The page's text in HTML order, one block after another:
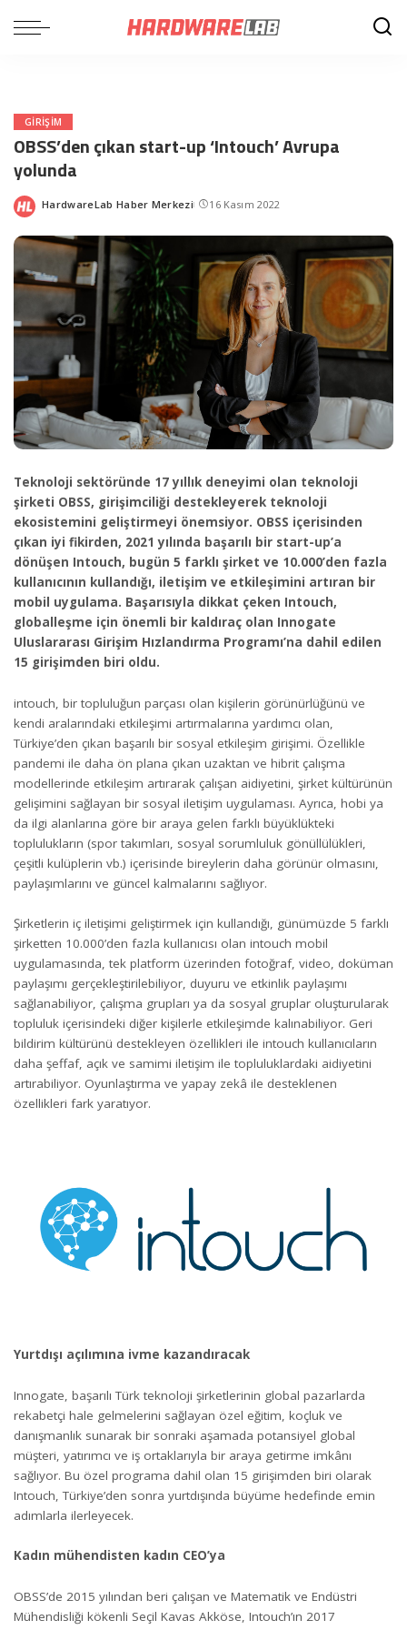
GIRIŞIM
OBSS’den çıkan start-up ‘Intouch’ Avrupa
yolunda
Posted
HardwareLab Haber Merkezi 16 Kasım 2022
Teknoloji sektöründe 17 yıllık deneyimi olan teknoloji
şirketi OBSS, girişimciliği destekleyerek teknoloji
ekosistemini geliştirmeyi önemsiyor. OBSS içerisinden
çıkan iyi fikirden, 2021 yılında başarılı bir start-up’a
dönüşen Intouch, bugün 5 farklı şirket ve 10.000’den fazla
kullanıcının kullandığı, iletişim ve etkileşimini artıran bir
mobil uygulama. Başarısıyla dikkat çeken Intouch,
globalleşme için önemli bir kaldıraç olan Innogate
Uluslararası Girişim Hızlandırma Programı’na dahil edilen
15 girişimden biri oldu.
intouch, bir topluluğun parçası olan kişilerin görünürlüğünü ve
kendi aralarındaki etkileşimi artırmalarına yardımcı olan,
Türkiye’den çıkan başarılı bir sosyal etkileşim girişimi. Özellikle
pandemi ile daha ön plana çıkan uzaktan ve hibrit çalışma
modellerinde etkileşim artırarak çalışan aidiyetini, şirket kültürünün
gelişimini sağlayan bir sosyal iletişim uygulaması. Ayrıca, hobi ya
da ilgi alanlarına göre bir araya gelen farklı büyüklükteki
toplulukların (spor takımları, sosyal sorumluluk gönüllülükleri,
çeşitli kulüplerin vb.) içerisinde bireylerin daha görünür olmasını,
paylaşımlarını ve güncel kalmalarını sağlıyor.
Şirketlerin iç iletişimi geliştirmek için kullandığı, günümüzde 5 farklı
şirketten 10.000’den fazla kullanıcısı olan intouch mobil
uygulamasında, tek platform üzerinden fotoğraf, video, doküman
paylaşımı gerçekleştirilebiliyor, duyuru ve etkinlik paylaşımı
sağlanabiliyor, çalışma grupları ya da sosyal gruplar oluşturularak
topluluk içerisindeki diğer kişilerle etkileşimde kalınabiliyor. Geri
bildirim kültürünü destekleyen özellikleri ile intouch kullanıcıların
daha şeffaf, açık ve samimi iletişim ile topluluklardaki aidiyetini
artırabiliyor. Oyunlaştırma ve yapay zekâ ile desteklenen
özellikleri fark yaratıyor.
Yurtdışı açılımına ivme kazandıracak
Innogate, başarılı Türk teknoloji şirketlerinin global pazarlarda
rekabetçi hale gelmelerini sağlayan özel eğitim, koçluk ve
danışmanlık sunarak bir sonraki aşamada potansiyel global
müşteri, yatırımcı ve iş ortaklarıyla bir araya getirme imkânı
sağlıyor. Bu özel programa dahil olan 15 girişimden biri olarak
Intouch, Türkiye’den sonra yurtdışında büyüme hedefinde emin
adımlarla ilerleyecek.
Kadın mühendisten kadın CEO’ya
OBSS’de 2015 yılından beri çalışan ve Matematik ve Endüstri
Mühendisliği kökenli Seçil Kavas Akköse, Intouch’ın 2017